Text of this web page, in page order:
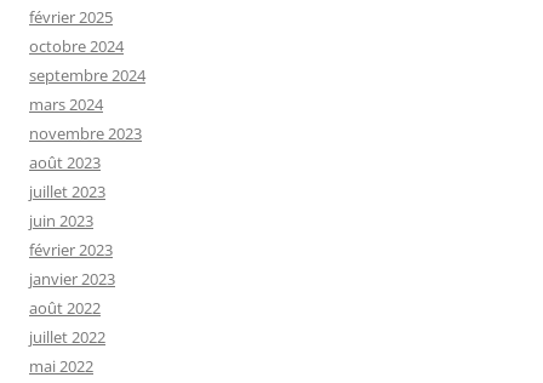
février 2025
octobre 2024
septembre 2024
mars 2024
novembre 2023
août 2023
juillet 2023
juin 2023
février 2023
janvier 2023
août 2022
juillet 2022
mai 2022